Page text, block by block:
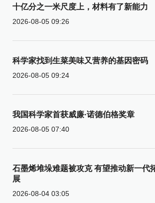
十亿分之一米尺度上，材料有了新能力
2026-08-05 09:26
科学家找到生菜美味又营养的基因密码
2026-08-05 09:24
我国科学家首获威廉·诺德伯格奖章
2026-08-05 07:40
石墨烯堆垛难题被攻克 有望推动新一代
展
2026-08-04 03:05